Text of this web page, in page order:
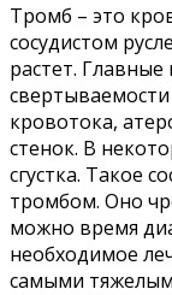
Тромб – это
сосудистом
растет.
кровотока,
стенок. В
сгустка. Такое
тромбом. Оно
можно время
необходимое
самыми